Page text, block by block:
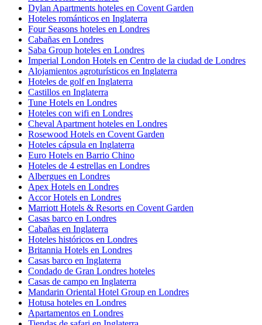
Dylan Apartments hoteles en Covent Garden
Hoteles románticos en Inglaterra
Four Seasons hoteles en Londres
Cabañas en Londres
Saba Group hoteles en Londres
Imperial London Hotels en Centro de la ciudad de Londres
Alojamientos agroturísticos en Inglaterra
Hoteles de golf en Inglaterra
Castillos en Inglaterra
Tune Hotels en Londres
Hoteles con wifi en Londres
Cheval Apartment hoteles en Londres
Rosewood Hotels en Covent Garden
Hoteles cápsula en Inglaterra
Euro Hotels en Barrio Chino
Hoteles de 4 estrellas en Londres
Albergues en Londres
Apex Hotels en Londres
Accor Hotels en Londres
Marriott Hotels & Resorts en Covent Garden
Casas barco en Londres
Cabañas en Inglaterra
Hoteles históricos en Londres
Britannia Hotels en Londres
Casas barco en Inglaterra
Condado de Gran Londres hoteles
Casas de campo en Inglaterra
Mandarin Oriental Hotel Group en Londres
Hotusa hoteles en Londres
Apartamentos en Londres